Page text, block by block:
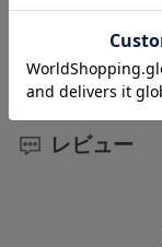
レビュー